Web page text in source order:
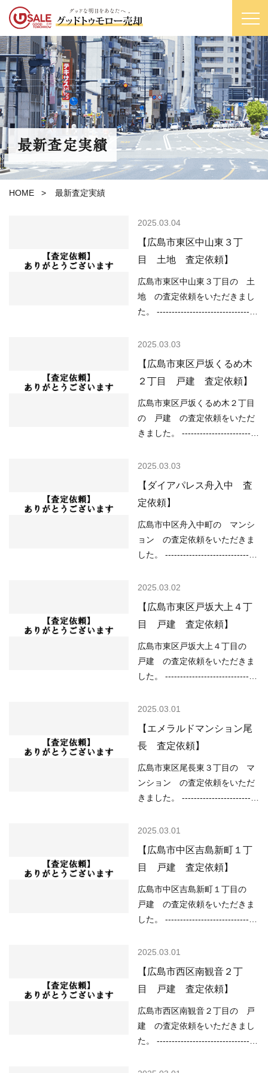
最新査定実績
HOME > 最新査定実績
2025.03.04
【広島市東区中山東３丁
目 土地 査定依頼】
広島市東区中山東３丁目の 土
地 の査定依頼をいただきまし
た。 ----------------------------------
--- （用途地域）第一種住居地域
該当なし （洪水）該当なし
（高潮）該当なし （内水）該当
なし （津波）該当なし -----------
----------------------------------------
-------------------------- 現在の不
ーンが低金利で不動産を買いや
を探している人が多い などの状
況ですので、 「不動産売却のや
り方によっては高く売却しやす
い」状況といってよいと思いま
2025.03.03
【広島市東区戸坂くるめ木
２丁目 戸建 査定依頼】
広島市東区戸坂くるめ木２丁目
の 戸建 の査定依頼をいただ
きました。 -------------------------
------------ （用途地域）第二種
西5.50m （土砂災害）土砂災害
警戒区域 （洪水）該当なし
（高潮）該当なし （内水）該当
なし （津波）該当なし -----------
----------------------------------------
動産市況については、 ○住宅ロ
すい ○売り物件が少なく、物件
を探している人が多い などの状
況ですので、 「不動産売却のや
り方によっては高く売却しやす
い」状況といってよい…
2025.03.03
【ダイアパレス舟入中 査
定依頼】
広島市中区舟入中町の マンシ
ョン の査定依頼をいただきま
した。 -------------------------------
------ （用途地域）商業地域
該当なし （高潮）2m以上5m未
満 （内水）該当なし （津波）
1.0m以上2.0m未満 ---------------
----------------------------------------
---------------------- 現在の不動産
が低金利で不動産を買いやすい
している人が多い などの状況で
すので、 「不動産売却のやり方
によっては高く売却しやすい」
状況といってよいと思います。
ご売却をご検討の方…
2025.03.02
【広島市東区戸坂大上４丁
目 戸建 査定依頼】
広島市東区戸坂大上４丁目の
戸建 の査定依頼をいただきま
した。 -------------------------------
------ （用途地域）第一種低層住
（土砂災害）土砂災害警戒区域
（洪水）該当なし （高潮）該当
なし （内水）0.01m以上 （津
波）該当なし -----------------------
----------------------------------------
ついては、 ○住宅ローンが低金
物件が少なく、物件を探してい
る人が多い などの状況ですの
で、 「不動産売却のやり方によ
っては高く売却しやすい」状況
といってよいと思い…
2025.03.01
【エメラルドマンション尾
長 査定依頼】
広島市東区尾長東３丁目の マ
ンション の査定依頼をいただ
きました。 -------------------------
------------ （用途地域）第一種
特別警戒区域 （洪水）該当なし
（高潮）該当なし （内水）
0.01m以上 （津波）該当なし ---
----------------------------------------
---------------------------------- 現在
宅ローンが低金利で不動産を買
物件を探している人が多い など
の状況ですので、 「不動産売却
のやり方によっては高く売却し
やすい」状況といってよいと思
2025.03.01
【広島市中区吉島新町１丁
目 戸建 査定依頼】
広島市中区吉島新町１丁目の
戸建 の査定依頼をいただきま
した。 -------------------------------
------ （用途地域）第一種住居地
害）該当なし （洪水）該当なし
（高潮）2m以上5m未満 （内
水）0.2m以上 （津波）1.0m以
上2.0m未満 -------------------------
----------------------------------------
ついては、 ○住宅ローンが低金
2025.03.01
【広島市西区南観音２丁
目 戸建 査定依頼】
広島市西区南観音２丁目の 戸
建 の査定依頼をいただきまし
た。 ----------------------------------
--- （用途地域）近隣商業地域